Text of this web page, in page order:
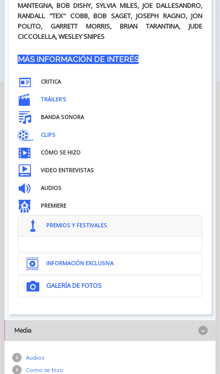
MANTEGNA, BOB DISHY, SYLVIA MILES, JOE DALLESANDRO,
RANDALL "TEX" COBB, BOB SAGET, JOSEPH RAGNO, JON
POLITO, GARRETT MORRIS, BRIAN TARANTINA, JUDE
CICCOLELLA, WESLEY SNIPES
MÁS INFORMACIÓN DE INTERÉS
CRITICA
TRÁILER'S
BANDA SONORA
CLIPS
CÓMO SE HIZO
VIDEO ENTREVISTAS
AUDIOS
PREMIERE
PREMIOS Y FESTIVALES
INFORMACIÓN EXCLUSIVA
GALERÍA DE FOTOS
Media
Audios
Como se hizo